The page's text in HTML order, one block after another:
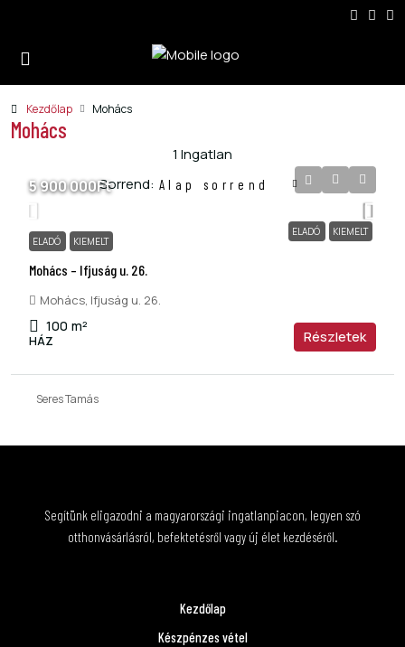
Kezdőlap Mohács
Mohács
1 Ingatlan
Sorrend: Alap sorrend
ELADÓ KIEMELT
5 900 000Ft
ELADÓ KIEMELT
Mohács – Ifjuság u. 26.
Mohács, Ifjuság u. 26.
100 m²
HÁZ Részletek
Seres Tamás
Segítünk eligazodni a magyarországi ingatlanpiacon, legyen szó
otthonvásárlásról, befektetésről vagy új élet kezdéséről.
Kezdőlap
Készpénzes vétel